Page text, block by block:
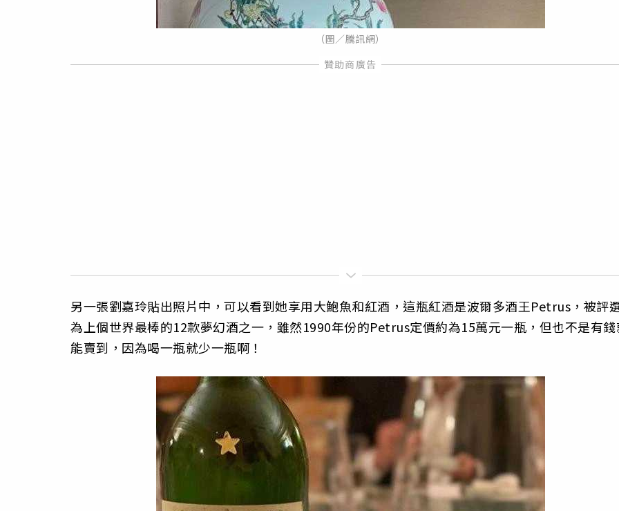
（圖／騰訊網）
另一張劉嘉玲貼出照片中，可以看到她享用大鮑魚和紅酒，這瓶紅酒是波爾多酒王Petrus，被評
為上個世界最棒的12款夢幻酒之一，雖然1990年份的Petrus定價約為15萬元一瓶，但也不是有
能賣到，因為喝一瓶就少一瓶啊！